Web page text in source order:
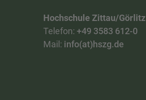
Hochschule Zittau/Görlitz
Telefon: +49 3583 612-0
Mail: info(at)hszg.de